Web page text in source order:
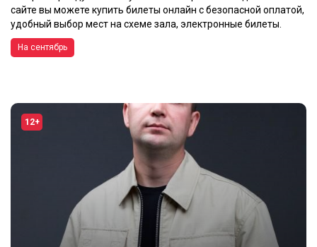
сайте вы можете купить билеты онлайн с безопасной оплатой,
удобный выбор мест на схеме зала, электронные билеты.
На сентябрь
12+